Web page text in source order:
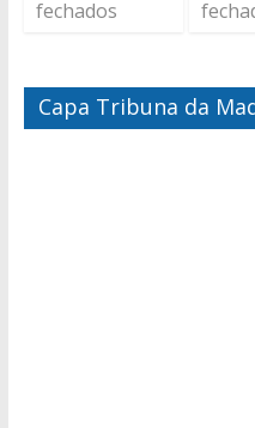
fechados
Capa Tribuna da